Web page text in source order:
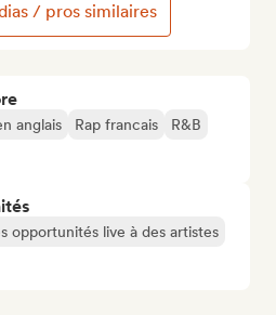
anglais Rap francais
R&B
opportunités live à des artistes
/ pros similaires